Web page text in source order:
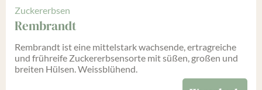
Zuckererbsen
Rembrandt
Rembrandt ist eine mittelstark wachsende, ertragreiche
und frühreife Zuckererbsensorte mit süßen, großen und
breiten Hülsen. Weissblühend.